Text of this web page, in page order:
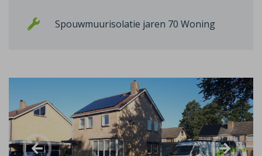
Spouwmuurisolatie jaren 70 Woning